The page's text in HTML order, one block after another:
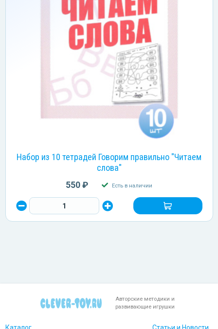
Набор из 10 тетрадей Говорим правильно "Читаем
слова"
550 ₽ Есть в наличии
Авторские методики и
развивающие игрушки
Каталог Статьи и Новости